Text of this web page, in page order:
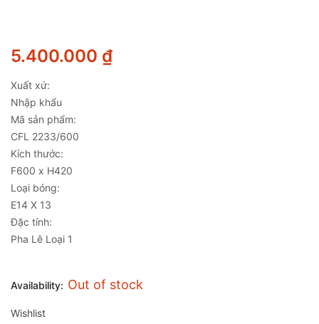
5.400.000 ₫
Xuất xứ:
Nhập khẩu
Mã sản phẩm:
CFL 2233/600
Kích thước:
F600 x H420
Loại bóng:
E14 X 13
Đặc tính:
Pha Lê Loại 1
Availability: Out of stock
Wishlist